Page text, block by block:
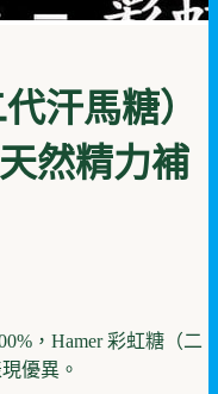
汗馬糖）
然精力補
，Hamer 彩虹糖（二
優異。